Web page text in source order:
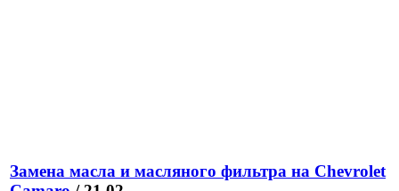
Замена масла и масляного фильтра на Chevrolet